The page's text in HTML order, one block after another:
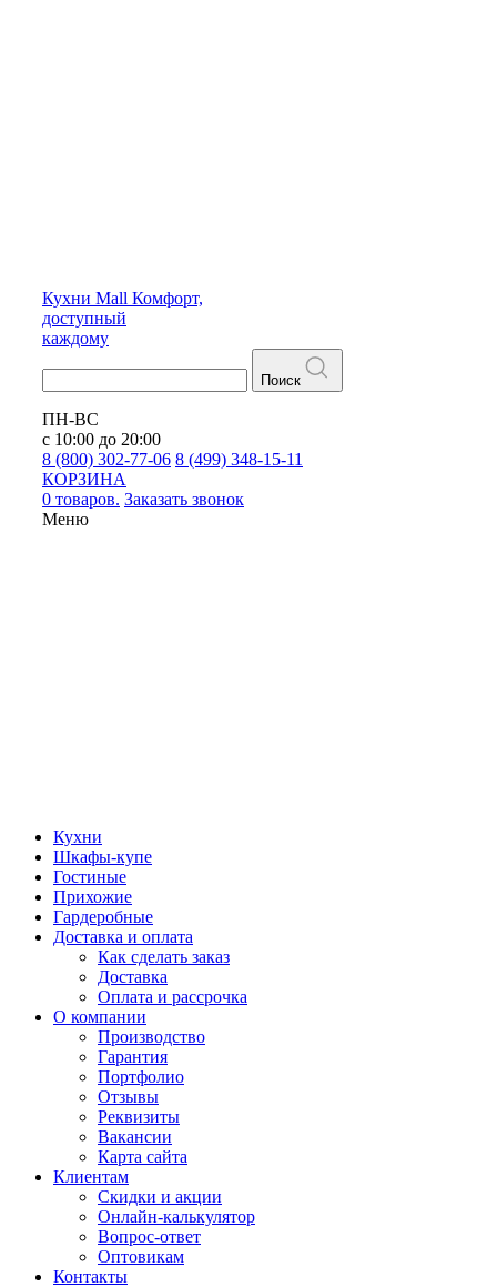
Кухни Mall Комфорт,
доступный
каждому
Поиск
ПН-ВС
с 10:00 до 20:00
8 (800) 302-77-06 8 (499) 348-15-11
КОРЗИНА
0 товаров. Заказать звонок
Меню
Кухни
Шкафы-купе
Гостиные
Прихожие
Гардеробные
Доставка и оплата
Как сделать заказ
Доставка
Оплата и рассрочка
О компании
Производство
Гарантия
Портфолио
Отзывы
Реквизиты
Вакансии
Карта сайта
Клиентам
Скидки и акции
Онлайн-калькулятор
Вопрос-ответ
Оптовикам
Контакты